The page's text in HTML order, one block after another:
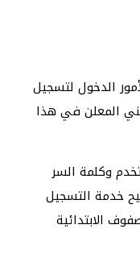
الدخول لتسجيل
المعلن في هذا
وكلمة السر
خدمة التسجيل
الابتدائية